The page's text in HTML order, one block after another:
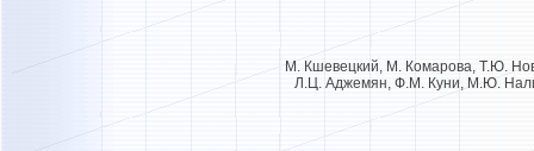
М. Кшевецкий, М. Комарова, Т.Ю.
Л.Ц. Аджемян, Ф.М. Куни, М.Ю.